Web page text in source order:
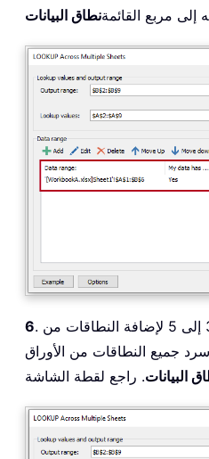
إلى مربع القائمةنطاق البيانات
6. كرّر الخطوة السابقة من 3 إلى 5 لإضافة النطاقات من
جميع النطاقات من الأوراق
البيانات